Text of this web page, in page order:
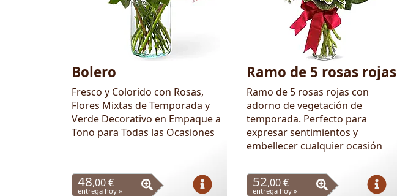
Bolero
Fresco y Colorido con Rosas,
Flores Mixtas de Temporada y
Verde Decorativo en Empaque a
Tono para Todas las Ocasiones
48,00 €
entrega hoy »
Ramo de 5 rosas rojas
Ramo de 5 rosas rojas con
adorno de vegetación de
temporada. Perfecto para
expresar sentimientos y
embellecer cualquier ocasión
52,00 €
entrega hoy »